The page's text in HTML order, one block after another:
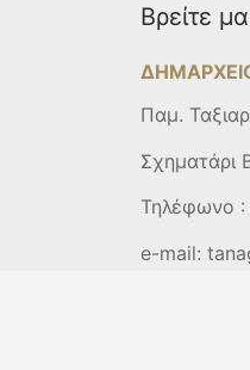
Βρείτε
Παμ.
Σχηματάρι
Τηλέφωνο :
e-mail: